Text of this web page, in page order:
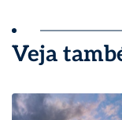
Veja